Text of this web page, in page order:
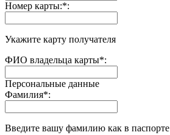
Номер карты:*:
Укажите карту получателя
ФИО владельца карты*:
Персональные данные
Фамилия*:
Введите вашу фамилию как в паспорте